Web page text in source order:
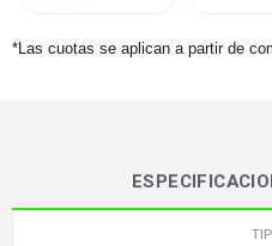
*Las cuotas se aplican a partir de